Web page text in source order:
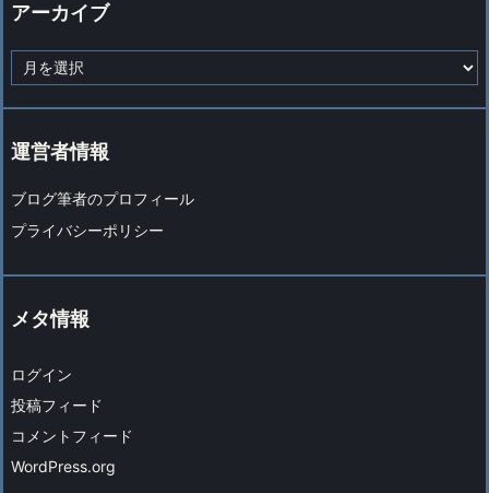
アーカイブ
ー
ブ
運営者情報
ブログ筆者のプロフィール
プライバシーポリシー
メタ情報
ログイン
投稿フィード
コメントフィード
WordPress.org